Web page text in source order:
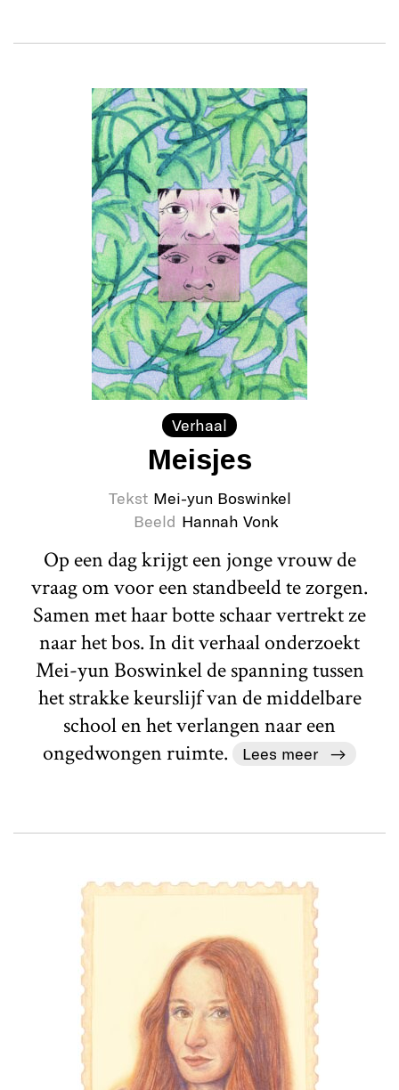
Verhaal
Meisjes
Tekst Mei-yun Boswinkel
Beeld Hannah Vonk
Op een dag krijgt een jonge vrouw de
vraag om voor een standbeeld te zorgen.
Samen met haar botte schaar vertrekt ze
naar het bos. In dit verhaal onderzoekt
Mei-yun Boswinkel de spanning tussen
het strakke keurslijf van de middelbare
school en het verlangen naar een
ongedwongen ruimte.
Lees meer